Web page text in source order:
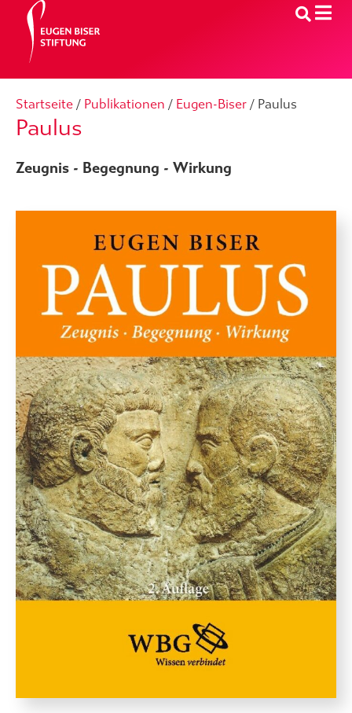
Startseite / Publikationen / Eugen-Biser / Paulus
Paulus
Zeugnis - Begegnung - Wirkung